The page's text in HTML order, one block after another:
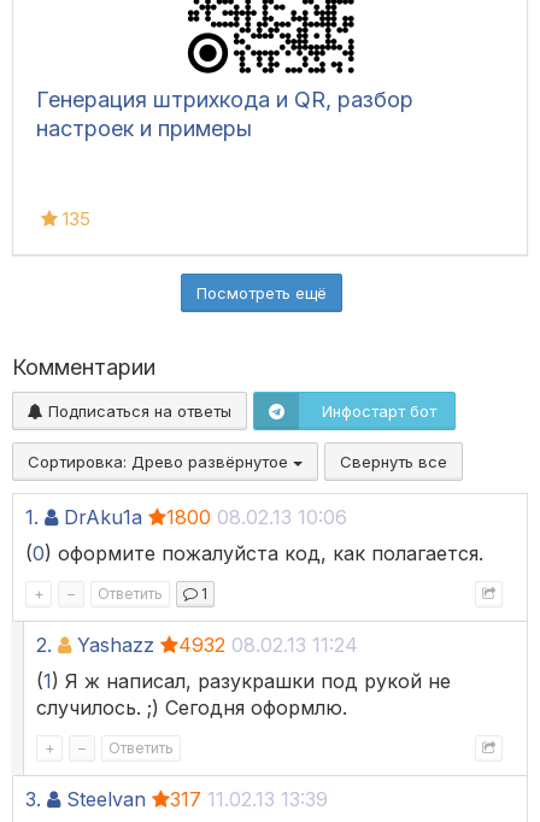
Генерация штрихкода и QR, разбор
настроек и примеры
135
Посмотреть ещё
Комментарии
Подписаться на ответы Инфостарт бот
Сортировка: Древо развёрнутое Свернуть все
1. DrAku1a 1800 08.02.13 10:06
(0) оформите пожалуйста код, как полагается.
+ – Ответить 1
2. Yashazz 4932 08.02.13 11:24
(1) Я ж написал, разукрашки под рукой не
случилось. ;) Сегодня оформлю.
+ – Ответить
3. Steelvan 317 11.02.13 13:39